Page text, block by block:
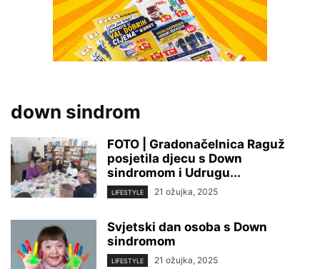
down sindrom
FOTO | Gradonačelnica Raguž
posjetila djecu s Down
sindromom i Udrugu...
LIFESTYLE 21 ožujka, 2025
Svjetski dan osoba s Down
sindromom
LIFESTYLE 21 ožujka, 2025